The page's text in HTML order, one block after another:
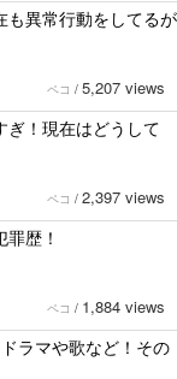
も異常行動をしてるが
ペコ / 5,207 views
ぎ！現在はどうして
ペコ / 2,397 views
歴！
ペコ / 1,884 views
ラマや歌など！その